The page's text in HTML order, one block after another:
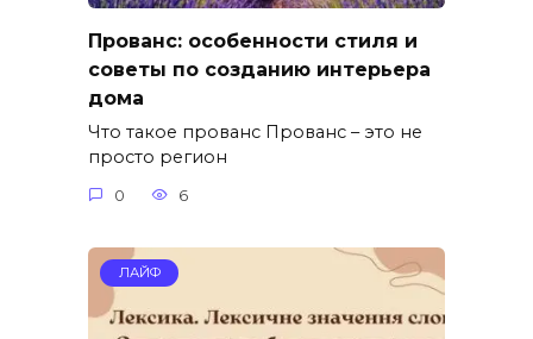
Прованс: особенности стиля и
советы по созданию интерьера
дома
Что такое прованс Прованс – это не
просто регион
0 6
ЛАЙФ